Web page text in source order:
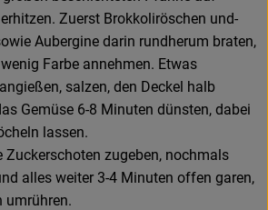
Zuerst Brokkoliröschen und-
Aubergine darin rundherum braten,
Farbe annehmen. Etwas
salzen, den Deckel halb
Gemüse 6-8 Minuten dünsten, dabei
lassen.
Zuckerschoten zugeben, nochmals
alles weiter 3-4 Minuten offen garen,
umrühren.